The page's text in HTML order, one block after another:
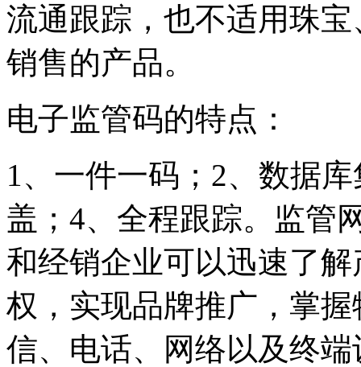
流通跟踪，也不适用珠
销售的产品。
电子监管码的特点：
1、一件一码；2、数据
盖；4、全程跟踪。监管
和经销企业可以迅速了
权，实现品牌推广，掌
信、电话、网络以及终